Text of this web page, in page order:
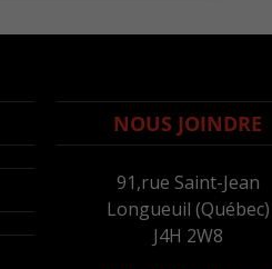
NOUS JOINDRE
91,rue Saint-Jean
Longueuil (Québec)
J4H 2W8